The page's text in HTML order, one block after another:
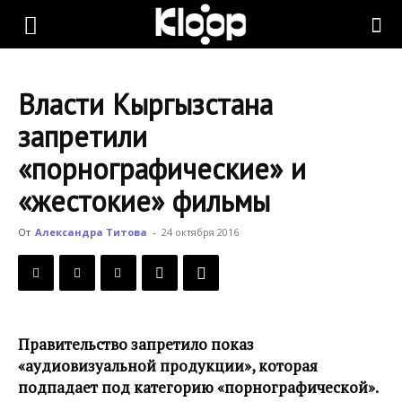
KLOOP.KG
Новости
Кыргызстана
Власти Кыргызстана
запретили
«порнографические» и
«жестокие» фильмы
От Александра Титова - 24 октября 2016
Правительство запретило показ
«аудиовизуальной продукции», которая
подпадает под категорию «порнографической».